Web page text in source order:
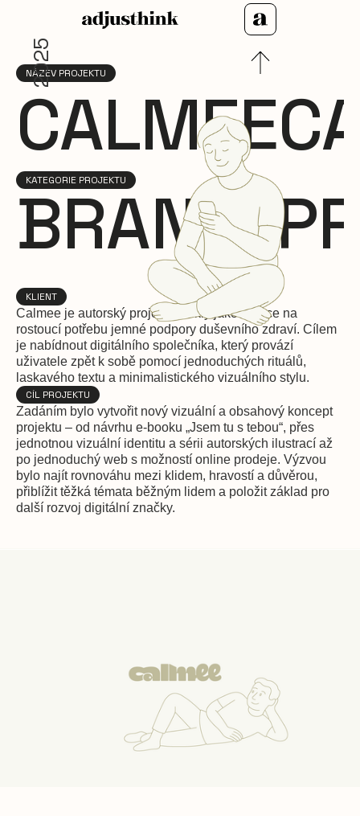
NÁZEV PROJEKTU
CALMEE
KATEGORIE PROJEKTU
BRAND.
KLIENT
Calmee je autorský projekt vzniklý jako reakce na
rostoucí potřebu jemné podpory duševního zdraví. Cílem
je nabídnout digitálního společníka, který provází
uživatele zpět k sobě pomocí jednoduchých rituálů,
laskavého textu a minimalistického vizuálního stylu.
CÍL PROJEKTU
Zadáním bylo vytvořit nový vizuální a obsahový koncept
projektu – od návrhu e-booku „Jsem tu s tebou“, přes
jednotnou vizuální identitu a sérii autorských ilustrací až
po jednoduchý web s možností online prodeje. Výzvou
bylo najít rovnováhu mezi klidem, hravostí a důvěrou,
přiblížit těžká témata běžným lidem a položit základ pro
další rozvoj digitální značky.
2025